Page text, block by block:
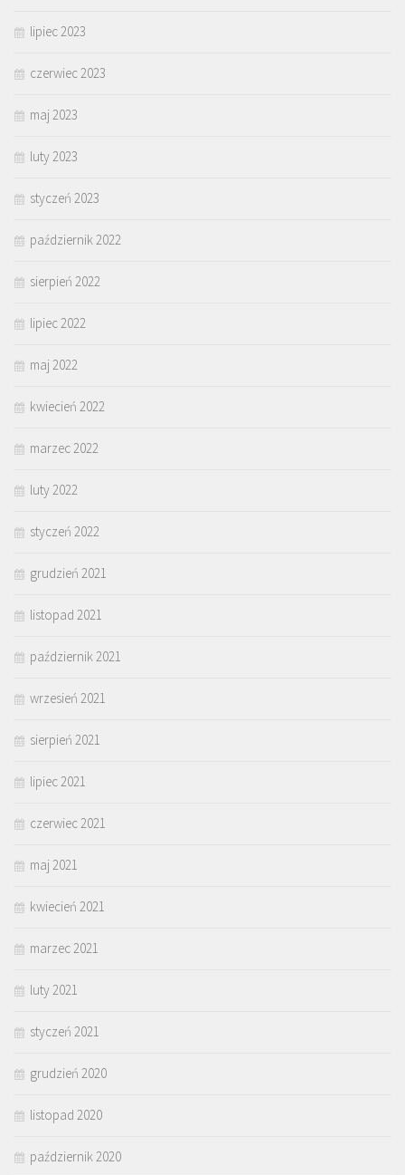
lipiec 2023
czerwiec 2023
maj 2023
luty 2023
styczeń 2023
październik 2022
sierpień 2022
lipiec 2022
maj 2022
kwiecień 2022
marzec 2022
luty 2022
styczeń 2022
grudzień 2021
listopad 2021
październik 2021
wrzesień 2021
sierpień 2021
lipiec 2021
czerwiec 2021
maj 2021
kwiecień 2021
marzec 2021
luty 2021
styczeń 2021
grudzień 2020
listopad 2020
październik 2020